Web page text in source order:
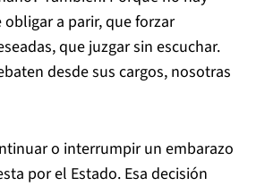
a parir, que forzar
que juzgar sin escuchar.
desde sus cargos, nosotras
o interrumpir un embarazo
por el Estado. Esa decisión